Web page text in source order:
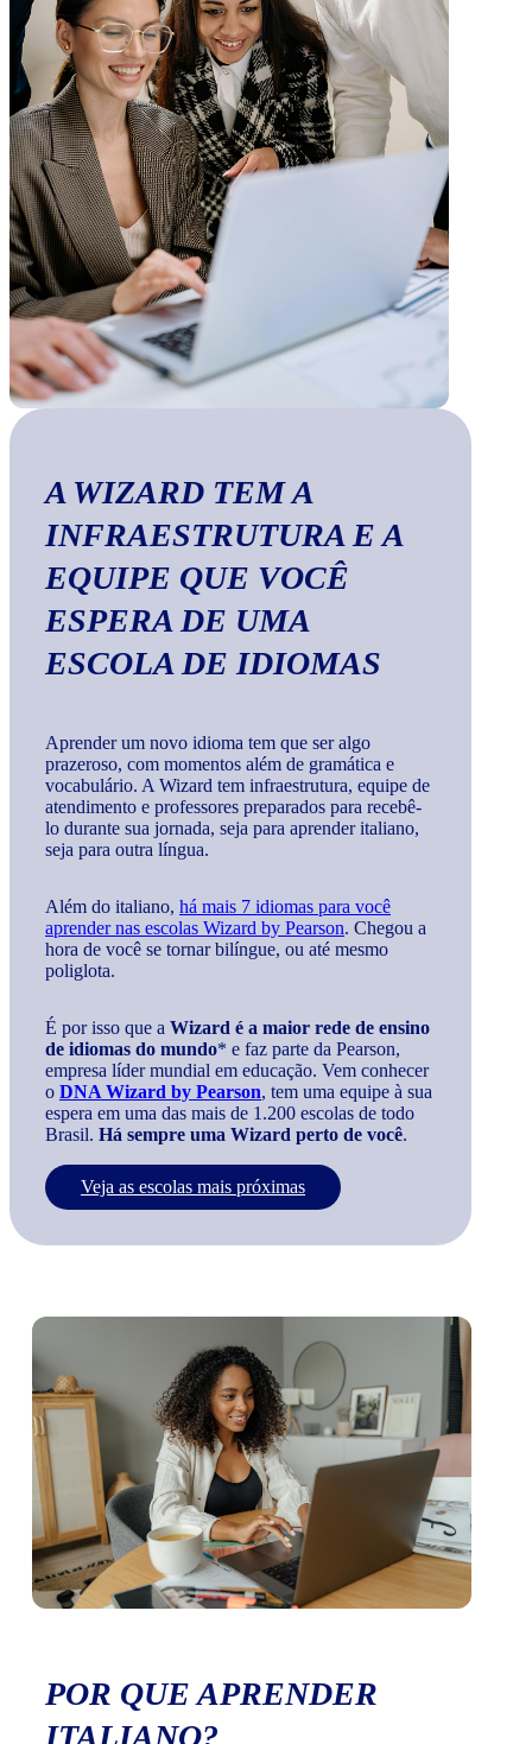
A WIZARD TEM A
INFRAESTRUTURA E A
EQUIPE QUE VOCÊ
ESPERA DE UMA
ESCOLA DE IDIOMAS
Aprender um novo idioma tem que ser algo
prazeroso, com momentos além de gramática e
vocabulário. A Wizard tem infraestrutura, equipe de
atendimento e professores preparados para recebê-
lo durante sua jornada, seja para aprender italiano,
seja para outra língua.
Além do italiano, há mais 7 idiomas para você
aprender nas escolas Wizard by Pearson. Chegou a
hora de você se tornar bilíngue, ou até mesmo
poliglota.
É por isso que a Wizard é a maior rede de ensino
de idiomas do mundo* e faz parte da Pearson,
empresa líder mundial em educação. Vem conhecer
o DNA Wizard by Pearson, tem uma equipe à sua
espera em uma das mais de 1.200 escolas de todo
Brasil. Há sempre uma Wizard perto de você.
Veja as escolas mais próximas
POR QUE APRENDER
ITALIANO?